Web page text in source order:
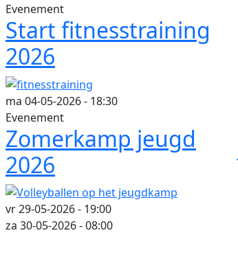
Evenement
Start fitnesstraining
2026
ma 04-05-2026 - 18:30
Evenement
Zomerkamp jeugd
2026
vr 29-05-2026 - 19:00
za 30-05-2026 - 08:00